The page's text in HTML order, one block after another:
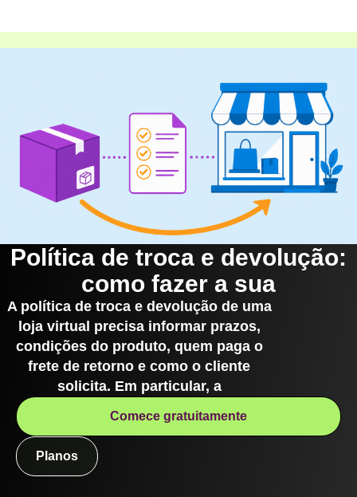
Política de troca e devolução:
como fazer a sua
A política de troca e devolução de uma
loja virtual precisa informar prazos,
condições do produto, quem paga o
frete de retorno e como o cliente
solicita. Em particular, a
Comece gratuitamente
Planos